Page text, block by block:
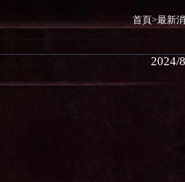
首頁>最新
2024/